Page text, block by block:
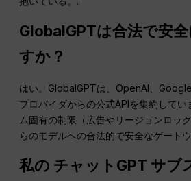
GlobalGPTは合法で安
すか？
はい。GlobalGPTは、OpenAI、
プロバイダからの公式APIを集約して
ム固有の制限（広告やリージョンロッ
らのモデルへの合法的で安全なゲート
私の チャットGPT サブ